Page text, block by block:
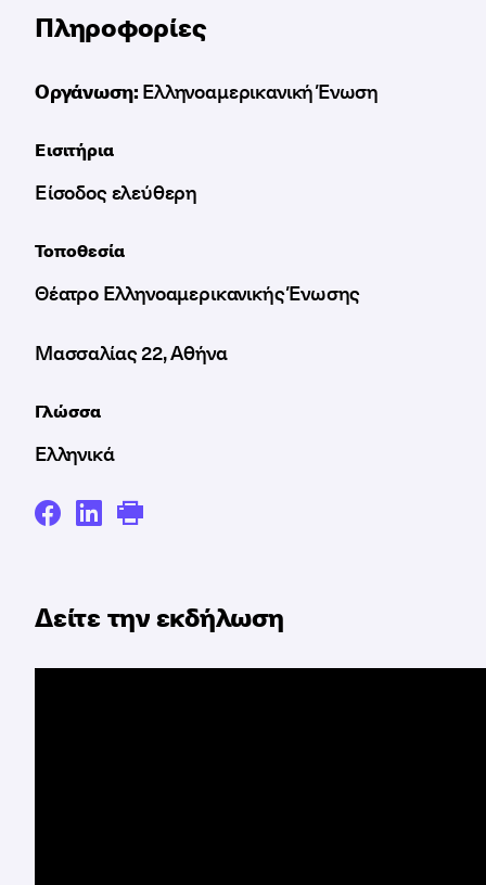
Πληροφορίες
Οργάνωση:Ελληνοαμερικανική Ένωση
Εισιτήρια
Είσοδος ελεύθερη
Τοποθεσία
Θέατρο Ελληνοαμερικανικής Ένωσης
Μασσαλίας 22, Αθήνα
Γλώσσα
Ελληνικά
Δείτε την εκδήλωση